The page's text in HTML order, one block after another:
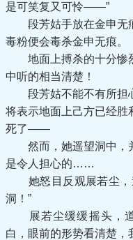
是可笑复又可怜——”
段芳姑手放在金申无
毒粉便会毒杀金申无痕。
地面上搏杀的十分惨
中听的相当清楚！
段芳姑不能不有所担
将表示地面上己方已经胜
死了——
然而，她遥望洞中，
是令人担心的……
她怒目反观展若尘，
洞！”
展若尘缓缓摇头，道
白，眼前的形势看清楚，